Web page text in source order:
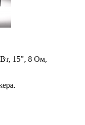
15", 8 Ом,